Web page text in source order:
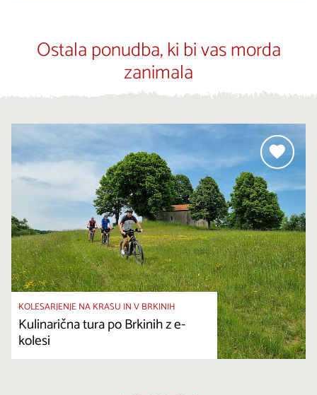
Ostala ponudba, ki bi vas morda
zanimala
KOLESARJENJE NA KRASU IN V BRKINIH
Kulinarična tura po Brkinih z e-
kolesi